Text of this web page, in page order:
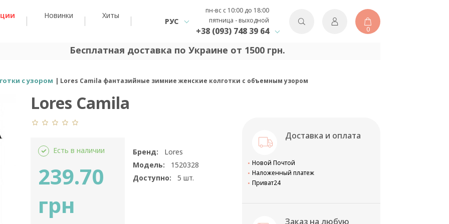
Новинки Хиты
РУС
пн-вс с 10:00 до 18:00
пятница - выходной
+38 (093) 748 39 64 0
Бесплатная доставка по Украине от 1500 грн.
с узором Lores Camila фантазийные зимние женские колготки с объемным узором
Lores Camila
Есть в наличии
239.70
грн
Бренд:
Lores
Модель:
1520328
Доступно:
5 шт.
Доставка и оплата
Новой Почтой
Наложенный платеж
Приват24
Заказ на любую